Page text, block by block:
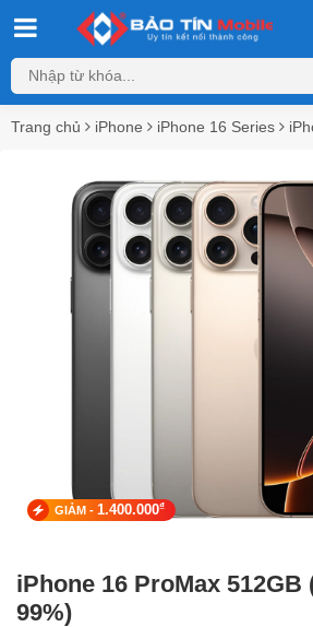
Trang chủ iPhone iPhone 16 Series
GIẢM - 1.400.000₫
iPhone 16 ProMax 512GB
99%)